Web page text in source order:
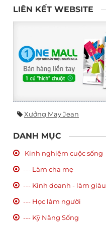
LIÊN KẾT WEBSITE
Xưởng May Jean
DANH MỤC
Kinh nghiệm cuộc sống
--- Làm cha mẹ
--- Kinh doanh - làm giàu
--- Học làm người
--- Kỹ Năng Sống